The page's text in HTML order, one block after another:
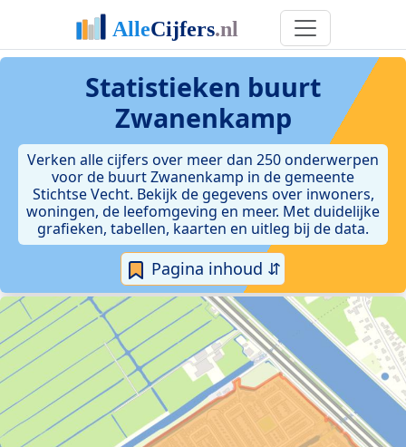
Statistieken buurt
Zwanenkamp
Verken alle cijfers over meer dan 250 onderwerpen
voor de buurt Zwanenkamp in de gemeente
Stichtse Vecht. Bekijk de gegevens over inwoners,
woningen, de leefomgeving en meer. Met duidelijke
grafieken, tabellen, kaarten en uitleg bij de data.
Pagina inhoud ⇵